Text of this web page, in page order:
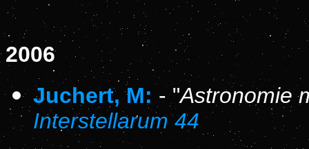
2006
Juchert, M: - "Astronomie
Interstellarum 44